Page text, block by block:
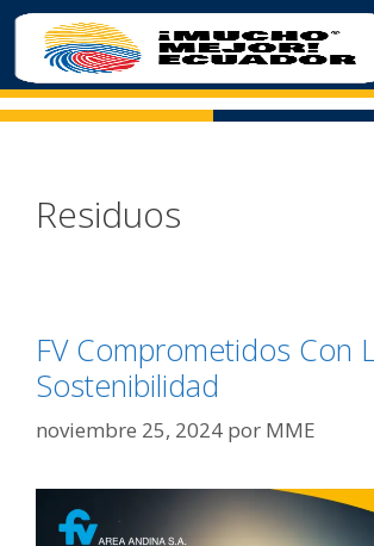
Residuos
FV Comprometidos Con
Sostenibilidad
noviembre 25, 2024 por MME